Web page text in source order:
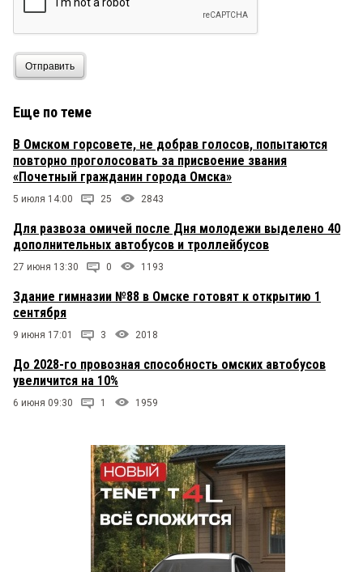
Отправить
Еще по теме
В Омском горсовете, не добрав голосов, попытаются
повторно проголосовать за присвоение звания
«Почетный гражданин города Омска»
5 июля 14:00 25 2843
Для развоза омичей после Дня молодежи выделено 40
дополнительных автобусов и троллейбусов
27 июня 13:30 0 1193
Здание гимназии №88 в Омске готовят к открытию 1
сентября
9 июня 17:01 3 2018
До 2028-го провозная способность омских автобусов
увеличится на 10%
6 июня 09:30 1 1959